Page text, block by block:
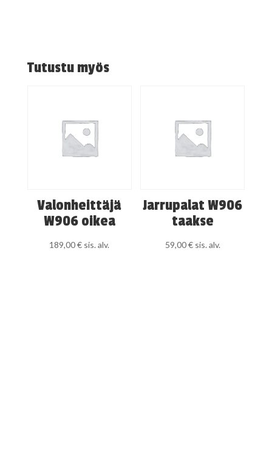
Tutustu myös
Valonheittäjä
W906 oikea
189,00€ sis. alv.
Jarrupalat W906
taakse
59,00€ sis. alv.